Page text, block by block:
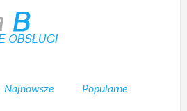
Najnowsze Popularne